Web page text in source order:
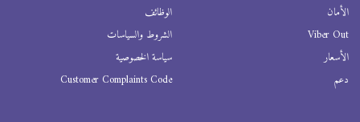
الأمان
Viber Out
الأسعار
دعم
الوظائف
الشروط والسياسات
سياسة الخصوصية
Customer Complaints Code